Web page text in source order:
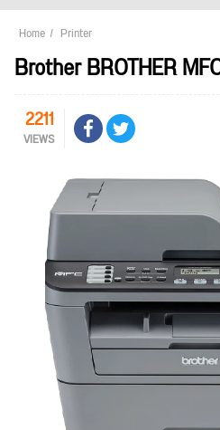
Home Printer
Brother BROTHER
2211
VIEWS